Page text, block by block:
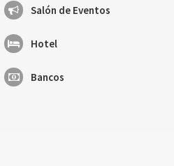
Salón de Eventos
Hotel
Bancos